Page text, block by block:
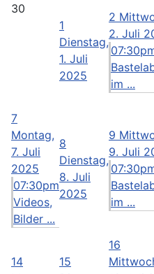
30
1
Dienstag,
1. Juli
2025
2
2. Juli
im ...
7
Montag,
7. Juli
2025
07:30pm
Videos,
Bilder ...
8
Dienstag,
8. Juli
2025
9
9. Juli
im ...
14
15
16